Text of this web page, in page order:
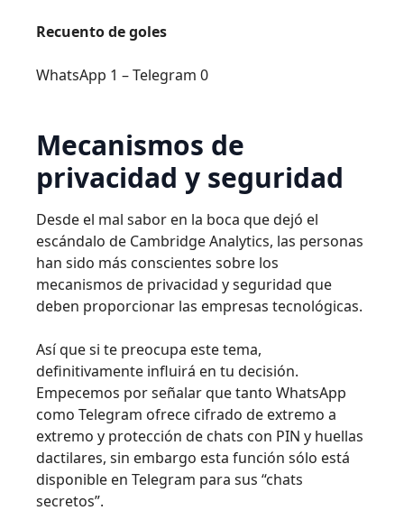
Recuento de goles
WhatsApp 1 – Telegram 0
Mecanismos de
privacidad y seguridad
Desde el mal sabor en la boca que dejó el
escándalo de Cambridge Analytics, las personas
han sido más conscientes sobre los
mecanismos de privacidad y seguridad que
deben proporcionar las empresas tecnológicas.
Así que si te preocupa este tema,
definitivamente influirá en tu decisión.
Empecemos por señalar que tanto WhatsApp
como Telegram ofrece cifrado de extremo a
extremo y protección de chats con PIN y huellas
dactilares, sin embargo esta función sólo está
disponible en Telegram para sus “chats
secretos”.